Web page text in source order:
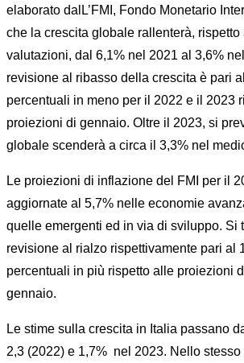
elaborato dalL’FMI, Fondo Monetario
che la crescita globale rallenterà, rispetto
valutazioni, dal 6,1% nel 2021 al 3,6%
revisione al ribasso della crescita è pari
percentuali in meno per il 2022 e il 2023
proiezioni di gennaio. Oltre il 2023, si
globale scenderà a circa il 3,3% nel
Le proiezioni di inflazione del FMI per il
aggiornate al 5,7% nelle economie
quelle emergenti ed in via di sviluppo. Si
revisione al rialzo rispettivamente pari al
percentuali in più rispetto alle proiezioni
gennaio.
Le stime sulla crescita in Italia passano
2,3 (2022) e 1,7% nel 2023. Nello